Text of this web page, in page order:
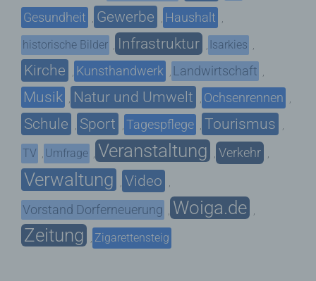
Gesundheit , Gewerbe , Haushalt ,
historische Bilder , Infrastruktur , Isarkies ,
Kirche , Kunsthandwerk , Landwirtschaft ,
Musik , Natur und Umwelt , Ochsenrennen ,
Schule , Sport , Tagespflege , Tourismus ,
TV , Umfrage , Veranstaltung , Verkehr ,
Verwaltung , Video ,
Vorstand Dorferneuerung , Woiga.de ,
Zeitung , Zigarettensteig